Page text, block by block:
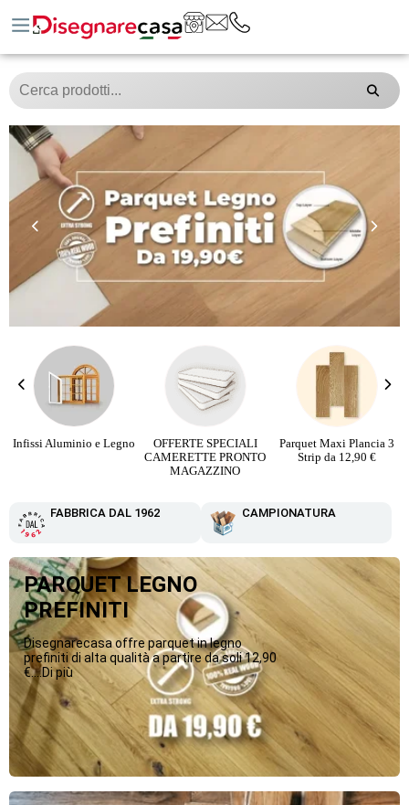
Infissi Aluminio e Legno
OFFERTE SPECIALI
CAMERETTE PRONTO
MAGAZZINO
Parquet Maxi Plancia 3
Strip da 12,90 €
FABBRICA DAL 1962 CAMPIONATURA
PARQUET LEGNO
PREFINITI
Disegnarecasa offre parquet in legno
prefiniti di alta qualità a partire da soli 12,90
€....Di più